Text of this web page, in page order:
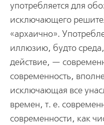
употребляется для
исключающего
«архаично».
иллюзию, будто
действие, —
современность,
исключающая все
времен, т. е.
современности, как